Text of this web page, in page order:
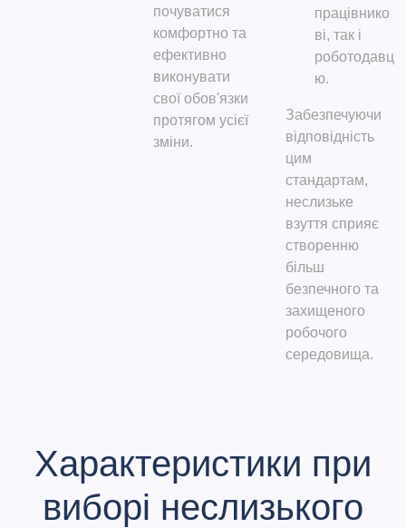
почуватися
комфортно та
ефективно
виконувати
свої обов'язки
протягом усієї
зміни.
працівнико
ві, так і
роботодавц
ю.
Забезпечуючи
відповідність
цим
стандартам,
неслизьке
взуття сприяє
створенню
більш
безпечного та
захищеного
робочого
середовища.
Характеристики при
виборі неслизького